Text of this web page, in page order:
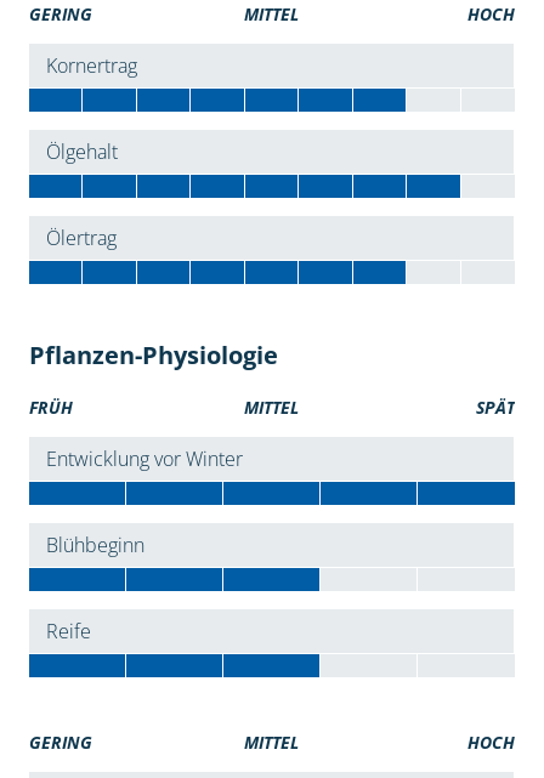
GERING MITTEL HOCH
Kornertrag
Ölgehalt
Ölertrag
Pflanzen-Physiologie
FRÜH MITTEL SPÄT
Entwicklung vor Winter
Blühbeginn
Reife
GERING MITTEL HOCH